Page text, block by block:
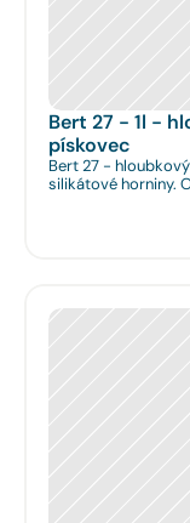
Bert 27 - 1l -
pískovec
Bert 27 -
silikátové horniny.